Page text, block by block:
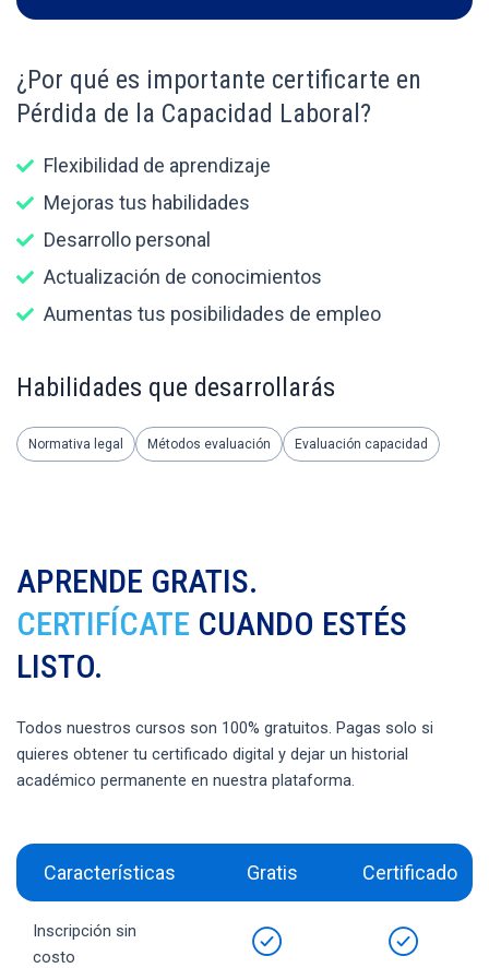
¿Por qué es importante certificarte en
Pérdida de la Capacidad Laboral?
Flexibilidad de aprendizaje
Mejoras tus habilidades
Desarrollo personal
Actualización de conocimientos
Aumentas tus posibilidades de empleo
Habilidades que desarrollarás
Normativa legal Métodos evaluación Evaluación capacidad
APRENDE GRATIS.
CERTIFÍCATE CUANDO ESTÉS
LISTO.
Todos nuestros cursos son 100% gratuitos. Pagas solo si
quieres obtener tu certificado digital y dejar un historial
académico permanente en nuestra plataforma.
Características Gratis Certificado
Inscripción sin
costo